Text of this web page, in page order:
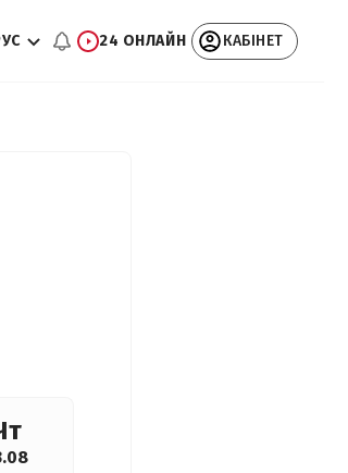
24 ОНЛАЙН КАБІНЕТ